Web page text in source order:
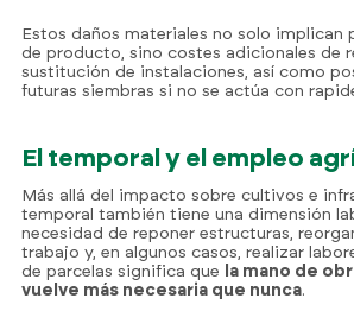
Estos daños materiales no solo implican
de producto, sino costes adicionales de
sustitución de instalaciones, así como
futuras siembras si no se actúa con
El temporal y el empleo
Más allá del impacto sobre cultivos e
temporal también tiene una dimensión
necesidad de reponer estructuras,
trabajo y, en algunos casos, realizar
de parcelas significa que
la mano de
vuelve más necesaria que nunca.